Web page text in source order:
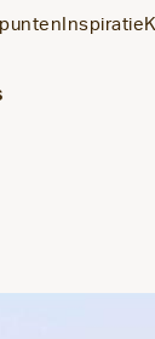
Inspiratie